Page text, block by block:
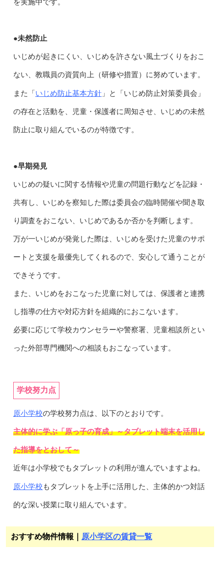
を実施中です。
●未然防止
いじめが起きにくい、いじめを許さない風土づくりをおこ
ない、教職員の資質向上（研修や措置）に努めています。
また「 いじめ防止基本方針」と「いじめ防止対策委員会」
の存在と活動を、児童・保護者に周知させ、いじめの未然
防止に取り組んでいるのが特徴です。
●早期発見
いじめの疑いに関する情報や児童の問題行動などを記録・
共有し、いじめを察知した際は委員会の臨時開催や聞き取
り調査をおこない、いじめであるか否かを判断します。
万が一いじめが発覚した際は、いじめを受けた児童のサポ
ートと支援を最優先してくれるので、安心して通うことが
できそうです。
また、いじめをおこなった児童に対しては、保護者と連携
し指導の仕方や対応方針を組織的におこないます。
必要に応じて学校カウンセラーや警察署、児童相談所とい
った外部専門機関への相談もおこなっています。
学校努力点
原小学校の学校努力点は、以下のとおりです。
主体的に学ぶ「原っ子の育成」～タブレット端末を活用し
た指導をとおして～
近年は小学校でもタブレットの利用が進んでいますよね。
原小学校 もタブレットを上手に活用した、主体的かつ対話
的な深い授業に取り組んでいます。
おすすめ物件情報｜ 原小学区の賃貸一覧